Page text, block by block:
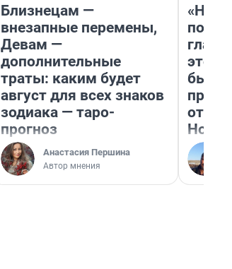
Близнецам —
внезапные перемены,
Девам —
дополнительные
траты: каким будет
август для всех знаков
зодиака — таро-
прогноз
Анастасия Першина
Автор мнения
этого
бьет